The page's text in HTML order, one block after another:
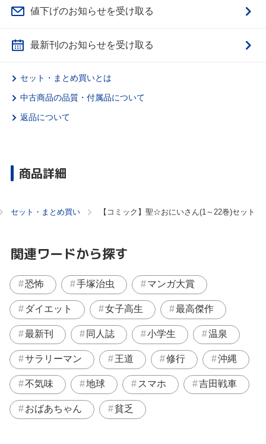
値下げのお知らせを受け取る
最新刊のお知らせを受け取る
セット・まとめ買いとは
中古商品の品質・付属品について
返品について
商品詳細
セット・まとめ買い 【コミック】聖☆おにいさん(1～22巻)セット
関連ワードから探す
恐怖 手塚治虫 マンガ大賞
ダイエット 女子高生 最高傑作
最新刊 同人誌 小学生 温泉
サラリーマン 王道 修行 沖縄
不気味 地球 スマホ 吉田戦車
おばあちゃん 貧乏